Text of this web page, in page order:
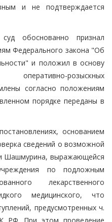
и не подтверждается
обоснованно признал
Федерального закона "Об
и положил в основу
розыскных
согласно положениям
порядке переданы в
основанием
сведений о возможной
Шашмурина, выражающейся
по подложным
лекарственного
медицинского, что
предусмотренных ч.